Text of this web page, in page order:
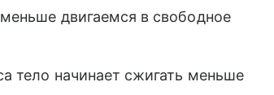
двигаемся в свободное
тело начинает сжигать меньше